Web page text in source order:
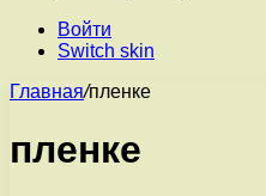
Войти
Switch skin
Главная/пленке
пленке